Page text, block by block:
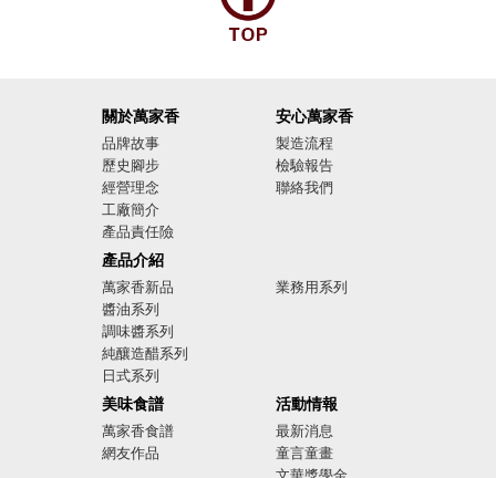
關於萬家香
品牌故事
歷史腳步
經營理念
工廠簡介
產品責任險
廣告影音
產品介紹
萬家香新品
醬油系列
調味醬系列
純釀造醋系列
日式系列
業務用系列
美味食譜
萬家香食譜
網友作品
安心萬家香
製造流程
檢驗報告
聯絡我們
活動情報
最新消息
童言童畫